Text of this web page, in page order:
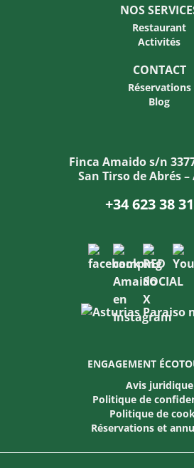
NOS
Restaurant
Activités
CONTACT
Réservations
Blog
Finca Amaido s/n
San Tirso de Abrés
+34 623 38
ENGAGEMENT
Avis juridique
Politique de
Politique de
Réservations et